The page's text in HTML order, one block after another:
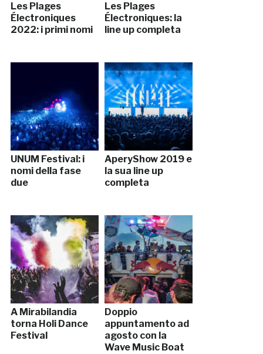
Les Plages
Électroniques
2022: i primi nomi
Les Plages
Électroniques: la
line up completa
UNUM Festival: i
nomi della fase
due
AperyShow 2019 e
la sua line up
completa
A Mirabilandia
torna Holi Dance
Festival
Doppio
appuntamento ad
agosto con la
Wave Music Boat